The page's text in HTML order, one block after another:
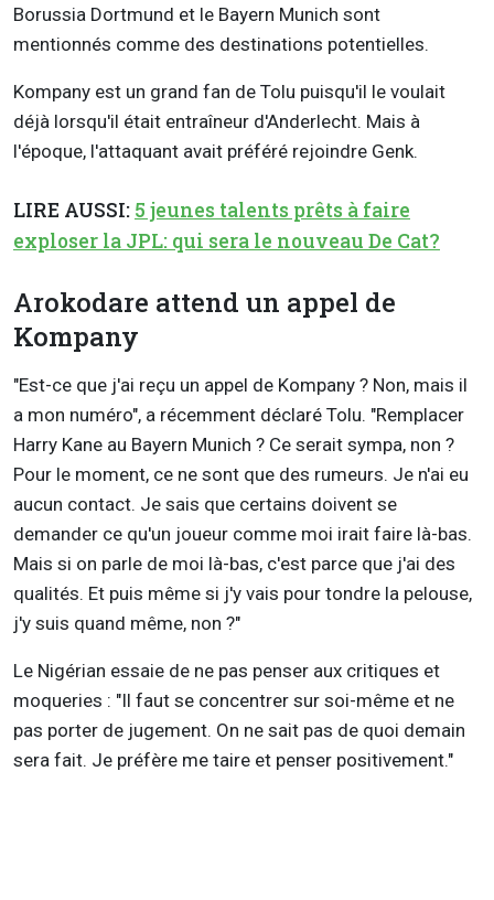
Borussia Dortmund et le Bayern Munich sont
mentionnés comme des destinations potentielles.
Kompany est un grand fan de Tolu puisqu'il le voulait
déjà lorsqu'il était entraîneur d'Anderlecht. Mais à
l'époque, l'attaquant avait préféré rejoindre Genk.
LIRE AUSSI: 5 jeunes talents prêts à faire
exploser la JPL: qui sera le nouveau De Cat?
Arokodare attend un appel de
Kompany
"Est-ce que j'ai reçu un appel de Kompany ? Non, mais il
a mon numéro", a récemment déclaré Tolu. "Remplacer
Harry Kane au Bayern Munich ? Ce serait sympa, non ?
Pour le moment, ce ne sont que des rumeurs. Je n'ai eu
aucun contact. Je sais que certains doivent se
demander ce qu'un joueur comme moi irait faire là-bas.
Mais si on parle de moi là-bas, c'est parce que j'ai des
qualités. Et puis même si j'y vais pour tondre la pelouse,
j'y suis quand même, non ?"
Le Nigérian essaie de ne pas penser aux critiques et
moqueries : "Il faut se concentrer sur soi-même et ne
pas porter de jugement. On ne sait pas de quoi demain
sera fait. Je préfère me taire et penser positivement."